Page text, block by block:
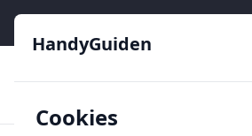
HandyGuiden
Cookies